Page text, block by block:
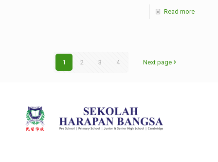
Read more
1 2 3 4 Next page